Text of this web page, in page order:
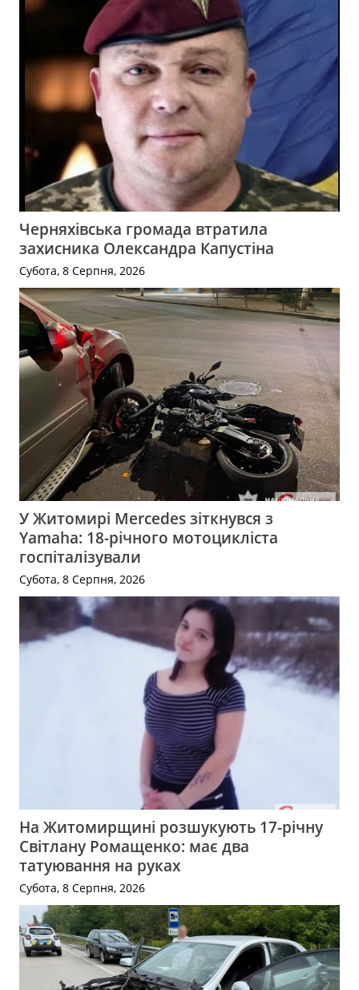
Черняхівська громада втратила
захисника Олександра Капустіна
Субота, 8 Серпня, 2026
У Житомирі Mercedes зіткнувся з
Yamaha: 18-річного мотоцикліста
госпіталізували
Субота, 8 Серпня, 2026
На Житомирщині розшукують 17-річну
Світлану Ромащенко: має два
татуювання на руках
Субота, 8 Серпня, 2026